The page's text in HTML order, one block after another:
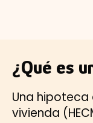
¿Qué es
Una
vivienda